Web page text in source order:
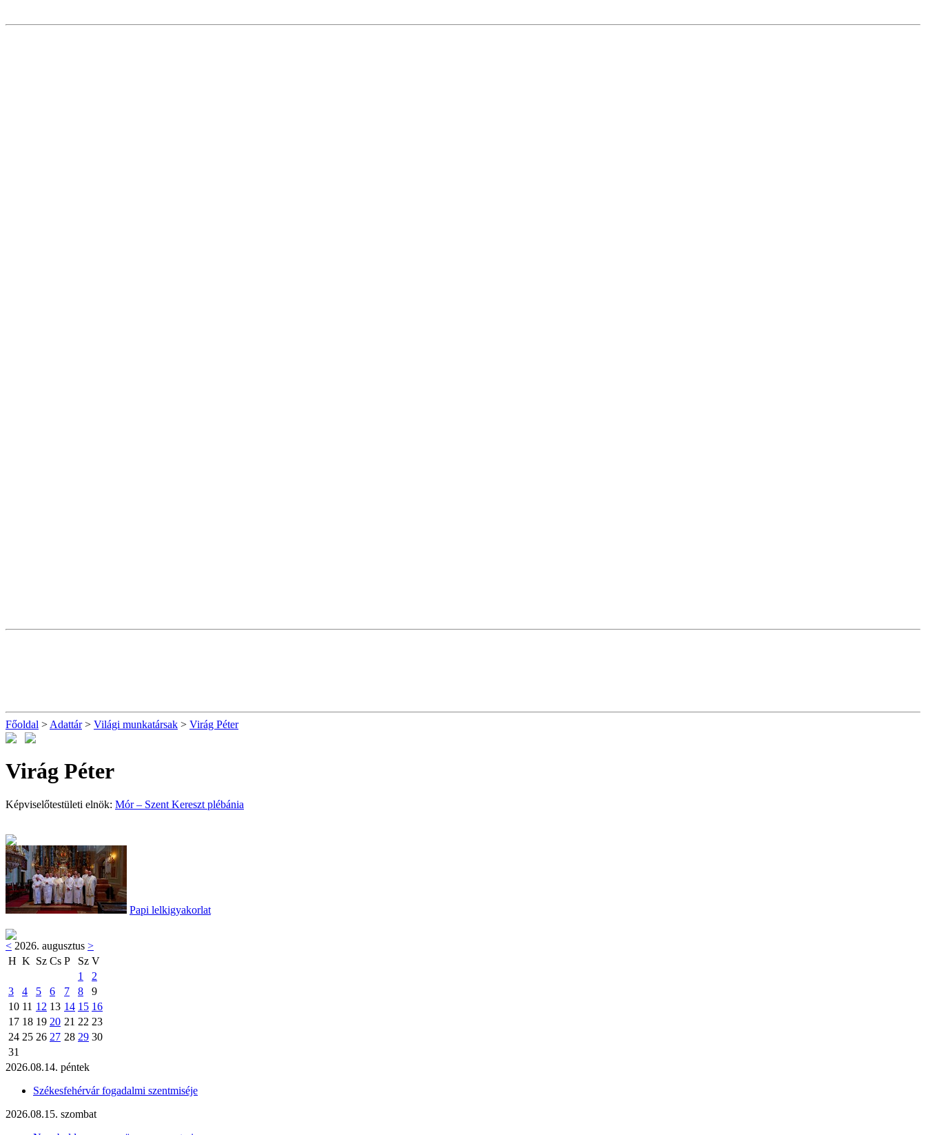
Főoldal > Adattár> Világi munkatársak > Virág Péter
Virág Péter
Képviselőtestületi elnök: Mór – Szent Kereszt plébánia
Papi lelkigyakorlat
< 2026. augusztus >
H K Sz Cs P Sz V
1
2
3
4 5 6 7 8
9
10 11 12 13 14 15 16
17 18 19 20 21 22 23
24 25 26 27 28 29 30
31
2026.08.14. péntek
Székesfehérvár fogadalmi szentmiséje
2026.08.15. szombat